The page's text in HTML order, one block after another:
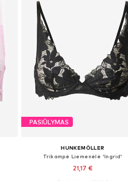
PASIŪLYMAS
HUNKEMÖLLER
Trikampė Liemenėlė 'Ingrid'
21,17 €